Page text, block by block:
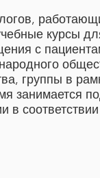
курсы
с
группы в
занимается
в